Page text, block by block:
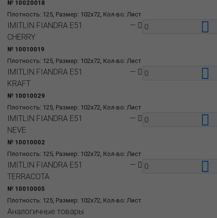
Плотность: 125, Размер: 102x72, Кол-во: Лист
№ 10020018
Плотность: 125, Размер: 102x72, Кол-во: Лист
IMITLIN FIANDRA E51
CHERRY
№ 10010019
—
Плотность: 125, Размер: 102x72, Кол-во: Лист
IMITLIN FIANDRA E51
KRAFT
№ 10010029
—
Плотность: 125, Размер: 102x72, Кол-во: Лист
IMITLIN FIANDRA E51
NEVE
№ 10010002
—
Плотность: 125, Размер: 102x72, Кол-во: Лист
IMITLIN FIANDRA E51
TERRACOTA
№ 10010005
—
Аналогичные товары